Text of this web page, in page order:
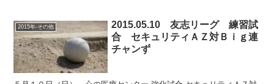
2015年-その他
2015.05.10 友志リーグ 練習試
合 セキュリティＡＺ対Ｂｉｇ連
チャンず